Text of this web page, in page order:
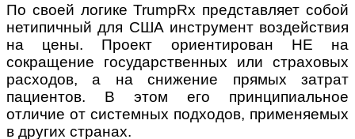
По своей логике TrumpRx представляет собой
нетипичный для США инструмент воздействия
на цены. Проект ориентирован НЕ на
сокращение государственных или страховых
расходов, а на снижение прямых затрат
пациентов. В этом его принципиальное
отличие от системных подходов, применяемых
в других странах.